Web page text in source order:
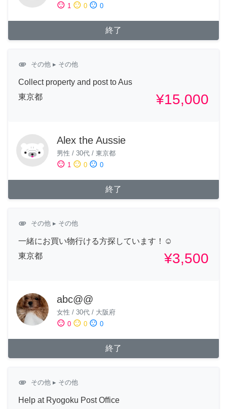
sentiment_satisfied 1 sentiment_neutral 0 sentiment_dissatisfied 0
終了
attachment その他 ▸ その他
Collect property and post to Aus
東京都
¥15,000
Alex the Aussie
男性 / 30代 / 東京都
sentiment_satisfied 1 sentiment_neutral 0 sentiment_dissatisfied 0
終了
attachment その他 ▸ その他
一緒にお買い物行ける方探しています！☺️
東京都
¥3,500
abc@@
女性 / 30代 / 大阪府
sentiment_satisfied 0 sentiment_neutral 0 sentiment_dissatisfied 0
終了
attachment その他 ▸ その他
Help at Ryogoku Post Office